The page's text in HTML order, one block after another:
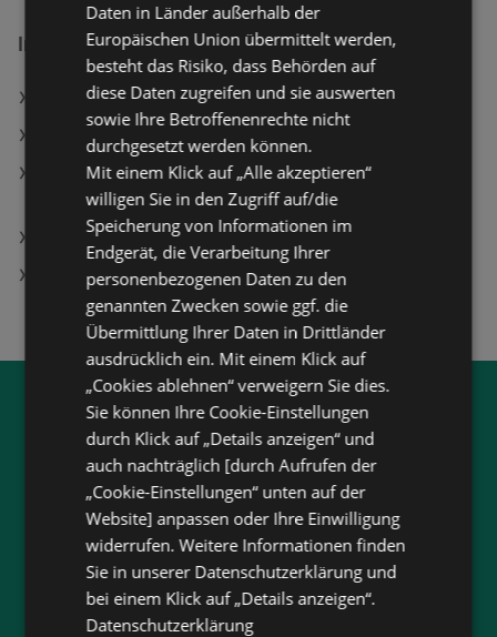
Interessantes auf wogibtswas.at
Hartlauer Filialen in Fürstenfeld
UNICEF Österreich Filialen in Wien (15. Bezirk)
Samsung Galaxy Watch8 44mm BT, Silver;
Smartwatch
RED ZAC Filialen in Oetz
HOFER Filialen in Hellmonsödt
Jetzt unserewogibtswas.at
App runterladen:
Filtere nach Branchen und stöbere in Produkten
und Flugblättern
Plane deinen Einkauf mit unserem Merkzettel
Lasse dich benachrichtigen, wenn es neue
Flugblätter gibt
Daten in Länder außerhalb der
Europäischen Union übermittelt werden,
besteht das Risiko, dass Behörden auf
diese Daten zugreifen und sie auswerten
sowie Ihre Betroffenenrechte nicht
durchgesetzt werden können.
Mit einem Klick auf „Alle akzeptieren“
willigen Sie in den Zugriff auf/die
Speicherung von Informationen im
Endgerät, die Verarbeitung Ihrer
personenbezogenen Daten zu den
genannten Zwecken sowie ggf. die
Übermittlung Ihrer Daten in Drittländer
ausdrücklich ein. Mit einem Klick auf
„Cookies ablehnen“ verweigern Sie dies.
Sie können Ihre Cookie-Einstellungen
durch Klick auf „Details anzeigen“ und
auch nachträglich [durch Aufrufen der
„Cookie-Einstellungen“ unten auf der
Website] anpassen oder Ihre Einwilligung
widerrufen. Weitere Informationen finden
Sie in unserer Datenschutzerklärung und
bei einem Klick auf „Details anzeigen“.
Datenschutzerklärung